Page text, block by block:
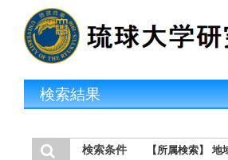
検索結果
検索条件 【所属検索】